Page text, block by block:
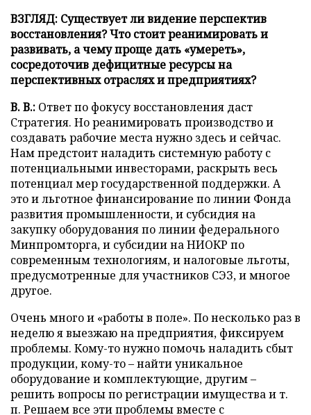
ВЗГЛЯД: Существует ли видение перспектив
восстановления? Что стоит реанимировать и
развивать, а чему проще дать «умереть»,
сосредоточив дефицитные ресурсы на
перспективных отраслях и предприятиях?
В. В.: Ответ по фокусу восстановления даст
Стратегия. Но реанимировать производство и
создавать рабочие места нужно здесь и сейчас.
Нам предстоит наладить системную работу с
потенциальными инвесторами, раскрыть весь
потенциал мер государственной поддержки. А
это и льготное финансирование по линии Фонда
развития промышленности, и субсидия на
закупку оборудования по линии федерального
Минпромторга, и субсидии на НИОКР по
современным технологиям, и налоговые льготы,
предусмотренные для участников СЭЗ, и многое
другое.
Очень много и «работы в поле». По несколько раз в
неделю я выезжаю на предприятия, фиксируем
проблемы. Кому-то нужно помочь наладить сбыт
продукции, кому-то – найти уникальное
оборудование и комплектующие, другим –
решить вопросы по регистрации имущества и т.
п. Решаем все эти проблемы вместе с